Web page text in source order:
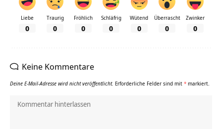
Liebe
0
Traurig
0
Fröhlich
0
Schläfrig
0
Wütend
0
Überrascht
0
Zwinker
0
Keine Kommentare
Deine E-Mail-Adresse wird nicht veröffentlicht. Erforderliche Felder sind mit * markiert.